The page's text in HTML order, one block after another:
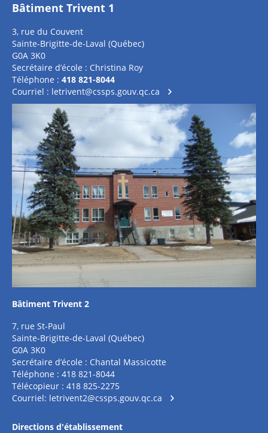
Bâtiment Trivent 1
3, rue du Couvent
Sainte-Brigitte-de-Laval (Québec)
G0A 3K0
Secrétaire d’école : Christina Roy
Téléphone : 418 821-8044
Courriel : letrivent@cssps.gouv.qc.ca
Bâtiment Trivent 2
7, rue St-Paul
Sainte-Brigitte-de-Laval (Québec)
G0A 3K0
Secrétaire d’école : Chantal Massicotte
Téléphone : 418 821-8044
Télécopieur : 418 825-2275
Courriel: letrivent2@cssps.gouv.qc.ca
Directions d'établissement